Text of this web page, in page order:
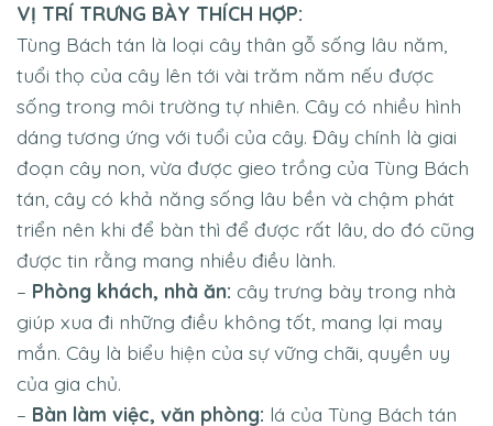
VỊ TRÍ TRƯNG BÀY THÍCH HỢP:
Tùng Bách tán là loại cây thân gỗ sống lâu năm,
tuổi thọ của cây lên tới vài trăm năm nếu được
sống trong môi trường tự nhiên. Cây có nhiều hình
dáng tương ứng với tuổi của cây. Đây chính là giai
đoạn cây non, vừa được gieo trồng của Tùng Bách
tán, cây có khả năng sống lâu bền và chậm phát
triển nên khi để bàn thì để được rất lâu, do đó cũng
được tin rằng mang nhiều điều lành.
– Phòng khách, nhà ăn: cây trưng bày trong nhà
giúp xua đi những điều không tốt, mang lại may
mắn. Cây là biểu hiện của sự vững chãi, quyền uy
của gia chủ.
– Bàn làm việc, văn phòng: lá của Tùng Bách tán